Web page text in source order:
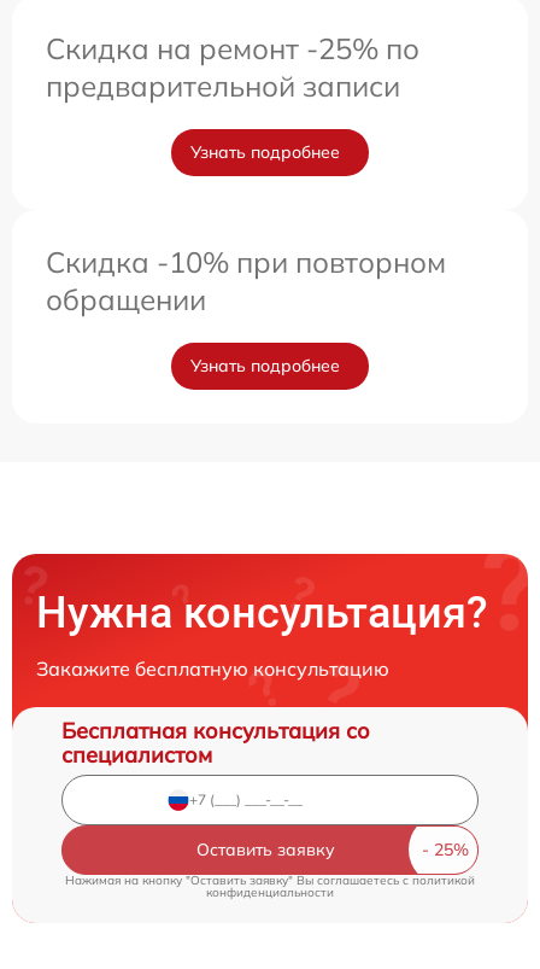
Скидка на ремонт -25% по
предварительной записи
Узнать подробнее
Скидка -10% при повторном
обращении
Узнать подробнее
Нужна консультация?
Закажите бесплатную консультацию
Бесплатная консультация со
специалистом
Оставить заявку
Нажимая на кнопку "Оставить заявку" Вы соглашаетесь cполитикой
конфиденциальности